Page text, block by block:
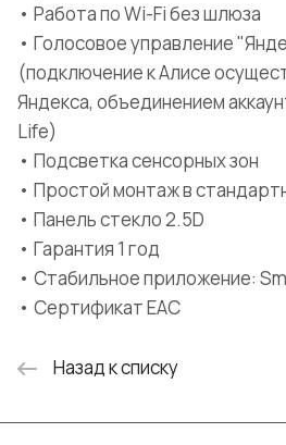
• Работа по Wi-Fi без шлюза
• Голосовое управление
(подключение к Алисе
Яндекса, объединением
Life)
• Подсветка сенсорных зон
• Простой монтаж в
• Панель стекло 2.5D
• Гарантия 1 год
• Стабильное приложение:
• Сертификат EAC
Назад к списку